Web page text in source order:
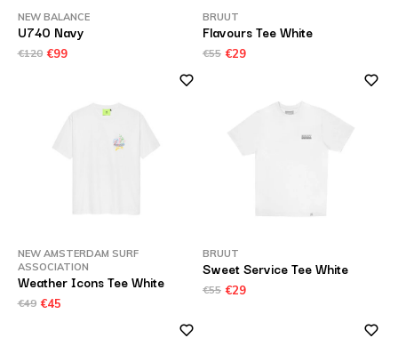
NEW BALANCE
U740 Navy
€120 €99
BRUUT
Flavours Tee White
€55 €29
NEW AMSTERDAM SURF
ASSOCIATION
Weather Icons Tee White
€49 €45
BRUUT
Sweet Service Tee White
€55 €29